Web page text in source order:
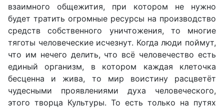
взаимного общежития, при котором не нужно
будет тратить огромные ресурсы на производство
средств собственного уничтожения, то многие
тяготы человеческие исчезнут. Когда люди поймут,
что им нечего делить, что всё человечество есть
единый организм, в котором каждая клеточка
бесценна и жива, то мир воистину расцветёт
чудесными проявлениями духа человеческого,
этого творца Культуры. То есть только на путях